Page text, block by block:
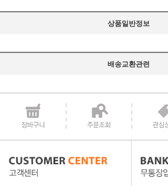
상품일반정보
배송교환관련